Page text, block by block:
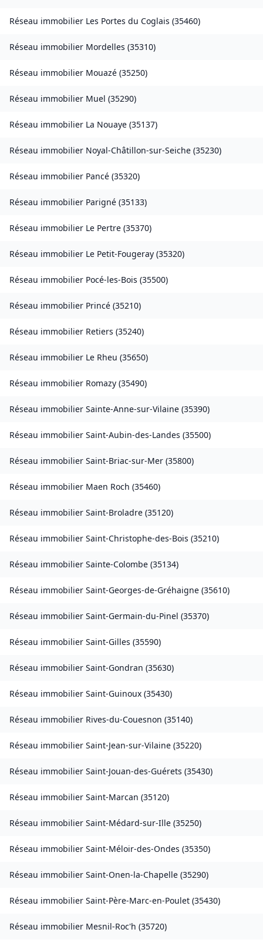
Réseau immobilier Les Portes du Coglais (35460)
Réseau immobilier Mordelles (35310)
Réseau immobilier Mouazé (35250)
Réseau immobilier Muel (35290)
Réseau immobilier La Nouaye (35137)
Réseau immobilier Noyal-Châtillon-sur-Seiche (35230)
Réseau immobilier Pancé (35320)
Réseau immobilier Parigné (35133)
Réseau immobilier Le Pertre (35370)
Réseau immobilier Le Petit-Fougeray (35320)
Réseau immobilier Pocé-les-Bois (35500)
Réseau immobilier Princé (35210)
Réseau immobilier Retiers (35240)
Réseau immobilier Le Rheu (35650)
Réseau immobilier Romazy (35490)
Réseau immobilier Sainte-Anne-sur-Vilaine (35390)
Réseau immobilier Saint-Aubin-des-Landes (35500)
Réseau immobilier Saint-Briac-sur-Mer (35800)
Réseau immobilier Maen Roch (35460)
Réseau immobilier Saint-Broladre (35120)
Réseau immobilier Saint-Christophe-des-Bois (35210)
Réseau immobilier Sainte-Colombe (35134)
Réseau immobilier Saint-Georges-de-Gréhaigne (35610)
Réseau immobilier Saint-Germain-du-Pinel (35370)
Réseau immobilier Saint-Gilles (35590)
Réseau immobilier Saint-Gondran (35630)
Réseau immobilier Saint-Guinoux (35430)
Réseau immobilier Rives-du-Couesnon (35140)
Réseau immobilier Saint-Jean-sur-Vilaine (35220)
Réseau immobilier Saint-Jouan-des-Guérets (35430)
Réseau immobilier Saint-Marcan (35120)
Réseau immobilier Saint-Médard-sur-Ille (35250)
Réseau immobilier Saint-Méloir-des-Ondes (35350)
Réseau immobilier Saint-Onen-la-Chapelle (35290)
Réseau immobilier Saint-Père-Marc-en-Poulet (35430)
Réseau immobilier Mesnil-Roc'h (35720)